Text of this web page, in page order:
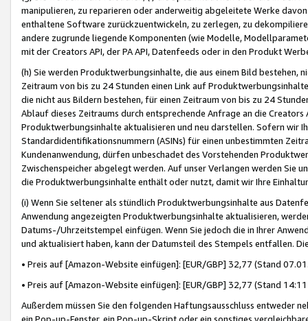
manipulieren, zu reparieren oder anderweitig abgeleitete Werke
enthaltene Software zurückzuentwickeln, zu zerlegen, zu
andere zugrunde liegende Komponenten (wie Modelle,
mit der Creators API, der PA API, Datenfeeds oder in den Produkt
(h) Sie werden Produktwerbungsinhalte, die aus einem Bild bestehen,
Zeitraum von bis zu 24 Stunden einen Link auf
die nicht aus Bildern bestehen, für einen Zeitraum von bis zu 24
Ablauf dieses Zeitraums durch entsprechende Anfrage an die
Produktwerbungsinhalte aktualisieren und neu darstellen. Sofern wir
Standardidentifikationsnummern (ASINs) für einen unbestimmten
Kundenanwendung, dürfen unbeschadet des Vorstehenden
Zwischenspeicher abgelegt werden. Auf unser Verlangen werden Sie
die Produktwerbungsinhalte enthält oder nutzt, damit wir Ihre
(i) Wenn Sie seltener als stündlich Produktwerbungsinhalte aus
Anwendung angezeigten Produktwerbungsinhalte aktualisieren,
Datums-/Uhrzeitstempel einfügen. Wenn Sie jedoch die in Ihrer
und aktualisiert haben, kann der Datumsteil des Stempels entfallen.
• Preis auf [Amazon-Website einfügen]: [EUR/GBP] 32,77 (Stand
• Preis auf [Amazon-Website einfügen]: [EUR/GBP] 32,77 (Stand
Außerdem müssen Sie den folgenden Haftungsausschluss entweder
ein Pop-up-Fenster, ein Pop-up-Skript oder ein sonstiges